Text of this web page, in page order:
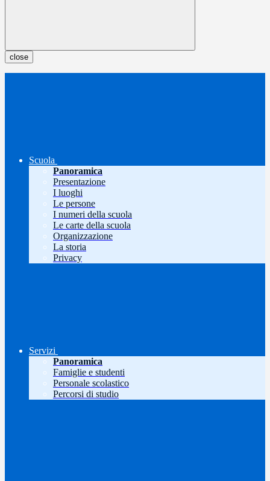
close
Scuola
Panoramica
Presentazione
I luoghi
Le persone
I numeri della scuola
Le carte della scuola
Organizzazione
La storia
Privacy
Servizi
Panoramica
Famiglie e studenti
Personale scolastico
Percorsi di studio